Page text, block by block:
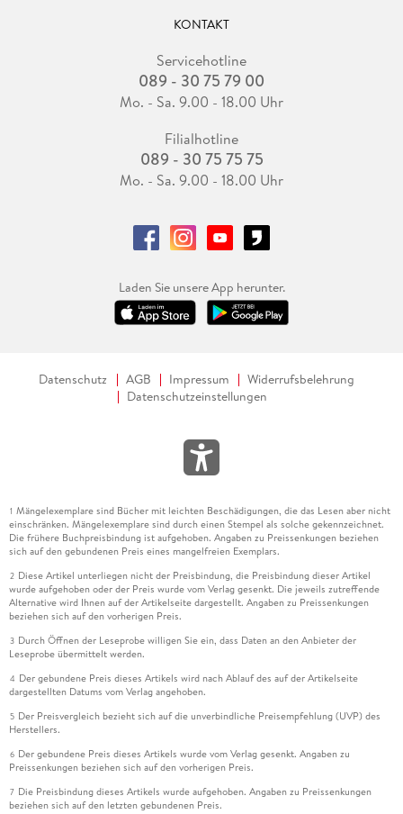
KONTAKT
Servicehotline
089 - 30 75 79 00
Mo. - Sa. 9.00 - 18.00 Uhr
Filialhotline
089 - 30 75 75 75
Mo. - Sa. 9.00 - 18.00 Uhr
Laden Sie unsere App herunter.
Datenschutz AGB Impressum
Widerrufsbelehrung
Datenschutzeinstellungen
1 Mängelexemplare sind Bücher mit leichten Beschädigungen, die das Lesen aber nicht
einschränken. Mängelexemplare sind durch einen Stempel als solche gekennzeichnet.
Die frühere Buchpreisbindung ist aufgehoben. Angaben zu Preissenkungen beziehen
sich auf den gebundenen Preis eines mangelfreien Exemplars.
2 Diese Artikel unterliegen nicht der Preisbindung, die Preisbindung dieser Artikel
wurde aufgehoben oder der Preis wurde vom Verlag gesenkt. Die jeweils zutreffende
Alternative wird Ihnen auf der Artikelseite dargestellt. Angaben zu Preissenkungen
beziehen sich auf den vorherigen Preis.
3 Durch Öffnen der Leseprobe willigen Sie ein, dass Daten an den Anbieter der
Leseprobe übermittelt werden.
4 Der gebundene Preis dieses Artikels wird nach Ablauf des auf der Artikelseite
dargestellten Datums vom Verlag angehoben.
5 Der Preisvergleich bezieht sich auf die unverbindliche Preisempfehlung (UVP) des
Herstellers.
6 Der gebundene Preis dieses Artikels wurde vom Verlag gesenkt. Angaben zu
Preissenkungen beziehen sich auf den vorherigen Preis.
7 Die Preisbindung dieses Artikels wurde aufgehoben. Angaben zu Preissenkungen
beziehen sich auf den letzten gebundenen Preis.